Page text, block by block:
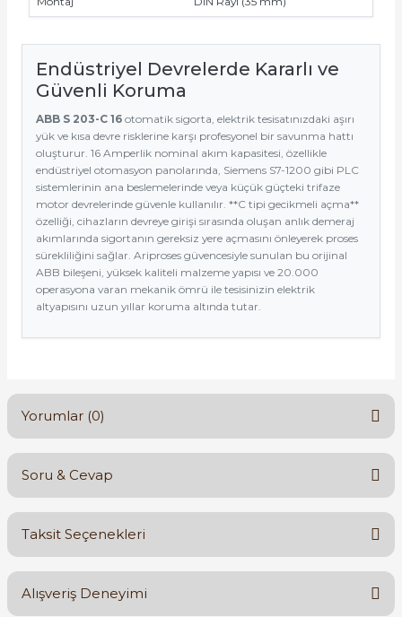
Endüstriyel Devrelerde Kararlı ve
Güvenli Koruma
ABB S 203-C 16 otomatik sigorta, elektrik tesisatınızdaki aşırı
yük ve kısa devre risklerine karşı profesyonel bir savunma hattı
oluşturur. 16 Amperlik nominal akım kapasitesi, özellikle
endüstriyel otomasyon panolarında, Siemens S7-1200 gibi PLC
sistemlerinin ana beslemelerinde veya küçük güçteki trifaze
motor devrelerinde güvenle kullanılır. **C tipi gecikmeli açma**
özelliği, cihazların devreye girişi sırasında oluşan anlık demeraj
akımlarında sigortanın gereksiz yere açmasını önleyerek proses
sürekliliğini sağlar. Ariproses güvencesiyle sunulan bu orijinal
ABB bileşeni, yüksek kaliteli malzeme yapısı ve 20.000
operasyona varan mekanik ömrü ile tesisinizin elektrik
altyapısını uzun yıllar koruma altında tutar.
Yorumlar (0)
Bu ürüne ilk yorumu siz yapın!
Soru & Cevap
Ürün hakkında henüz soru sorulmamış.
Taksit Seçenekleri
Alışveriş Deneyimi